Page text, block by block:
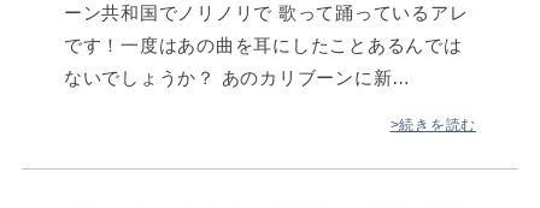
ーン共和国でノリノリで 歌って踊っているアレ
です！一度はあの曲を耳にしたことあるんでは
ないでしょうか？ あのカリブーンに新…
>続きを読む